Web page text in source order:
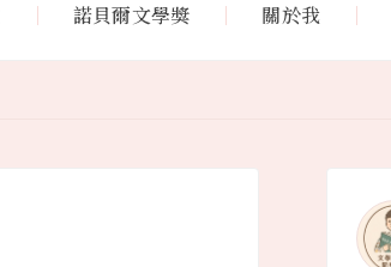
諾貝爾文學獎 關於我